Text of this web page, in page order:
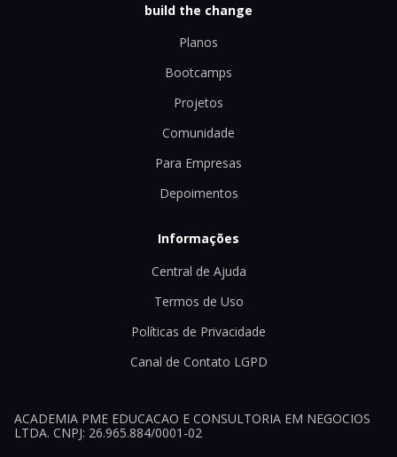
build the change
Planos
Bootcamps
Projetos
Comunidade
Para Empresas
Depoimentos
Informações
Central de Ajuda
Termos de Uso
Políticas de Privacidade
Canal de Contato LGPD
ACADEMIA PME EDUCACAO E CONSULTORIA EM NEGOCIOS
LTDA. CNPJ: 26.965.884/0001-02